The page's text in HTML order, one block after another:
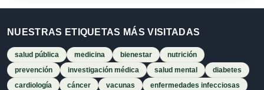
NUESTRAS ETIQUETAS MÁS VISITADAS
salud pública medicina bienestar
nutrición
prevención
investigación médica salud mental
diabetes
cardiología
cáncer vacunas
enfermedades infecciosas